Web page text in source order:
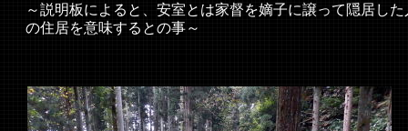
～説明板によると、安室とは家督を嫡子に譲って隠居した
の住居を意味するとの事～